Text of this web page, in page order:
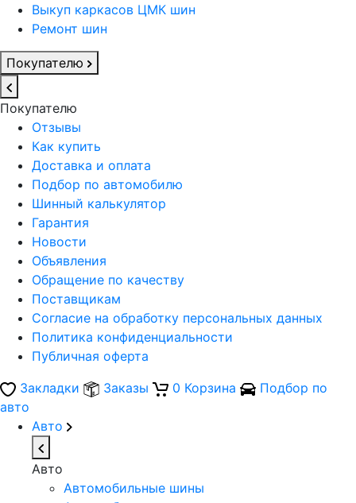
Выкуп каркасов ЦМК шин
Ремонт шин
Покупателю
Покупателю
Отзывы
Как купить
Доставка и оплата
Подбор по автомобилю
Шинный калькулятор
Гарантия
Новости
Объявления
Обращение по качеству
Поставщикам
Согласие на обработку персональных данных
Политика конфиденциальности
Публичная оферта
Закладки
Заказы 0 Корзина
Подбор по
авто
Авто
Авто
Автомобильные шины